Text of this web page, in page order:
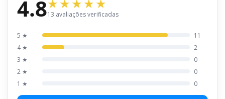
4.813 avaliações verificadas
5 ★
11
4 ★
2
3 ★
0
2 ★
0
1 ★
0